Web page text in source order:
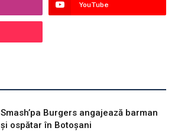
YouTube
Smash’pa Burgers angajează barman
și ospătar în Botoșani